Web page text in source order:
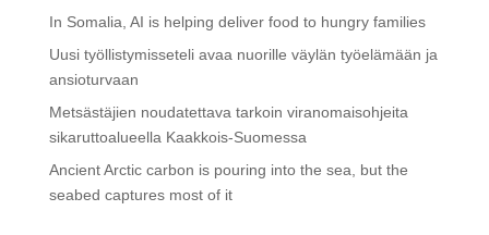
In Somalia, AI is helping deliver food to hungry families
Uusi työllistymisseteli avaa nuorille väylän työelämään ja
ansioturvaan
Metsästäjien noudatettava tarkoin viranomaisohjeita
sikaruttoalueella Kaakkois-Suomessa
Ancient Arctic carbon is pouring into the sea, but the
seabed captures most of it